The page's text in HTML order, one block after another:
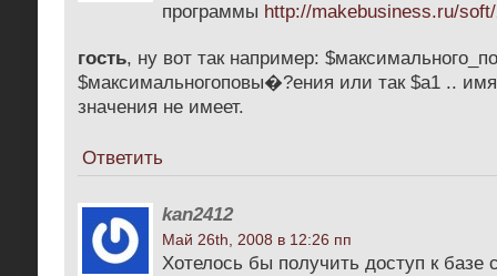
программы http://makebusiness.ru/
гость, ну вот так например:
$максимальногоповы�?ения или так $a1 ..
значения не имеет.
Ответить
kan2412
Май 26th, 2008 в 12:26 пп
Хотелось бы получить доступ к базе